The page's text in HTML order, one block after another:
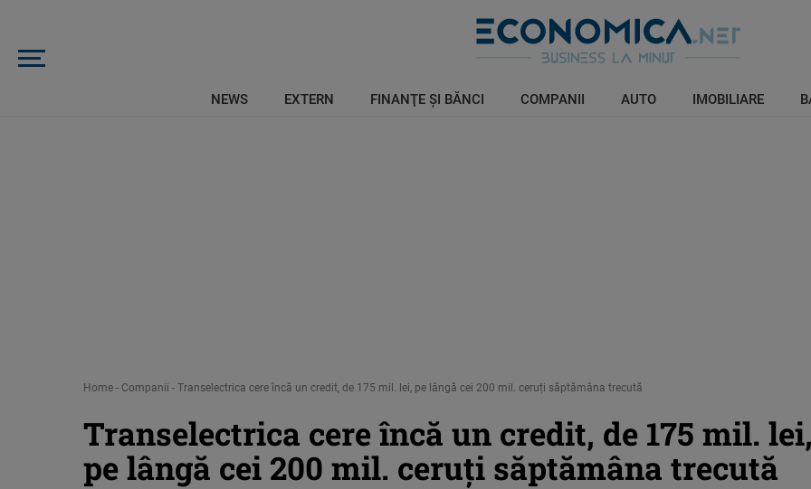
NEWS EXTERN FINANŢE ŞI BĂNCI COMPANII AUTO IMOBILIARE
Home - Companii - Transelectrica cere încă un credit, de 175 mil. lei, pe lângă cei 200 mil. ceruți săptămâna trecută
Transelectrica cere încă un credit, de 175 mil. lei,
pe lângă cei 200 mil. ceruți săptămâna trecută